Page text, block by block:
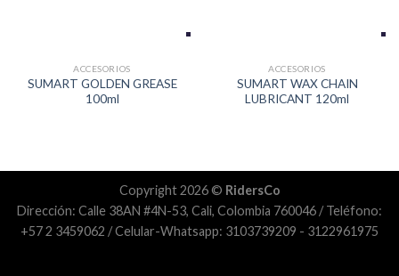
ACCESORIOS
SUMART GOLDEN GREASE
100ml
ACCESORIOS
SUMART WAX CHAIN
LUBRICANT 120ml
Copyright 2026 © RidersCo
Dirección: Calle 38AN #4N-53, Cali, Colombia 760046 / Teléfono:
+57 2 3459062 / Celular-Whatsapp: 3103739209 - 3122961975